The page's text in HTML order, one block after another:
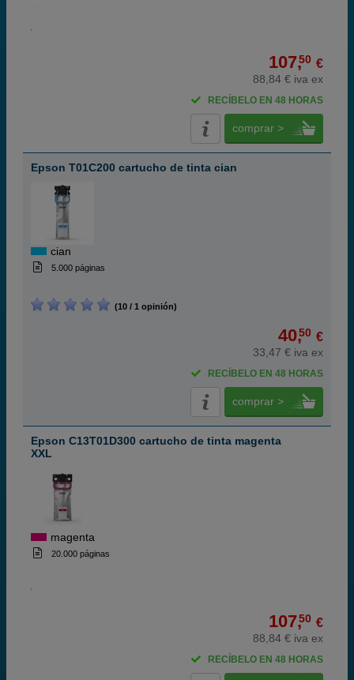
107,50 €
88,84 € iva ex
RECÍBELO EN 48 HORAS
comprar >
Epson T01C200 cartucho de tinta cian
cian
5.000 páginas
(10 / 1 opinión)
40,50 €
33,47 € iva ex
RECÍBELO EN 48 HORAS
comprar >
Epson C13T01D300 cartucho de tinta magenta
XXL
magenta
20.000 páginas
107,50 €
88,84 € iva ex
RECÍBELO EN 48 HORAS